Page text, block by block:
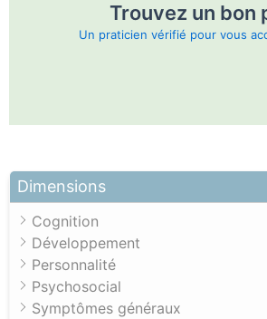
Dimensions
Cognition
Développement
Personnalité
Psychosocial
Symptômes généraux
Trouvez un bon
Un praticien vérifié pour vous